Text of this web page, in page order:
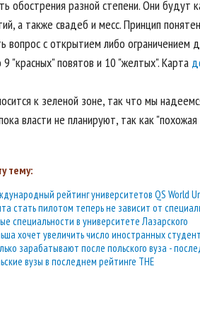
обострения разной степени. Они будут
а также свадеб и месс. Принцип
вопрос с открытием либо ограничением
"красных" повятов и 10 "желтых". Карта
к зеленой зоне, так что мы
власти не планируют, так как
тему:
рейтинг университетов QS World
стать пилотом теперь не зависит от
специальности в университете Лазарского
хочет увеличить число иностранных
зарабатывают после польского вуза -
вузы в последнем рейтинге THE